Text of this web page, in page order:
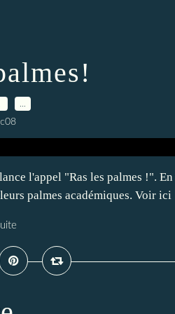
l'appel "Ras les palmes !".
palmes académiques. Voir ici